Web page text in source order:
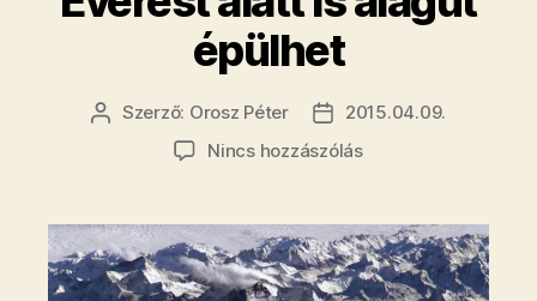
épülhet
Bejegyzés
Szerző: Orosz Péter
Bejegyzés
dátuma
2015.04.09.
Nincs hozzászólása(z)
hegy
után
az